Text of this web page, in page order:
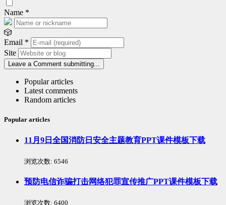
Name *
🎲
Email *
Site
Leave a Comment submitting...
Popular articles
Latest comments
Random articles
Popular articles
11月9日全国消防日安全主题教育PPT课件模板下载
浏览次数: 6546
预防电信诈骗打击网络犯罪宣传推广PPT课件模板下载
浏览次数: 6400